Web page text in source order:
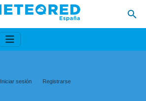
Iniciar sesión Registrarse